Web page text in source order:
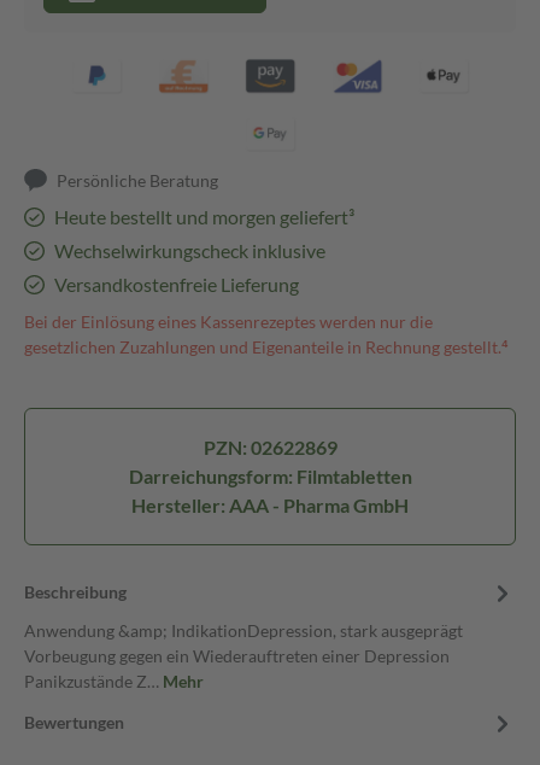
Persönliche Beratung
Heute bestellt und morgen geliefert³
Wechselwirkungscheck inklusive
Versandkostenfreie Lieferung
Bei der Einlösung eines Kassenrezeptes werden nur die
gesetzlichen Zuzahlungen und Eigenanteile in Rechnung gestellt.⁴
PZN: 02622869
Darreichungsform: Filmtabletten
Hersteller: AAA - Pharma GmbH
Beschreibung
Anwendung &amp; IndikationDepression, stark ausgeprägt
Vorbeugung gegen ein Wiederauftreten einer Depression
Panikzustände Z… Mehr
Bewertungen